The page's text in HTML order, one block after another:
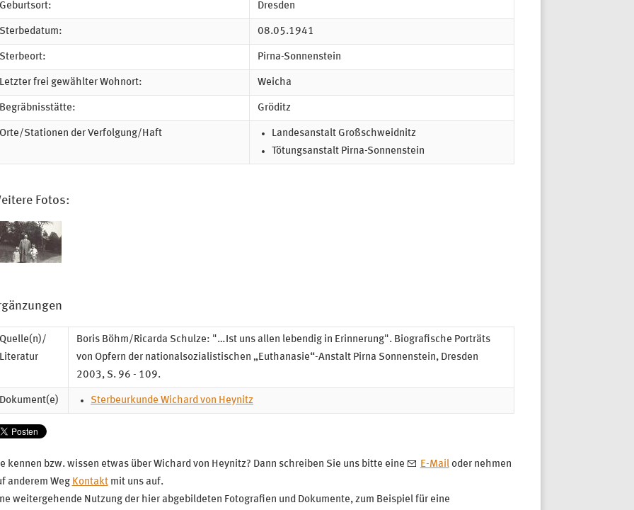
Geburtsort: Dresden
Sterbedatum: 08.05.1941
Sterbeort: Pirna-Sonnenstein
Letzter frei gewählter Wohnort: Weicha
Begräbnisstätte: Gröditz
Orte/Stationen der Verfolgung/Haft
Landesanstalt Großschweidnitz
Tötungsanstalt Pirna-Sonnenstein
Fotos:
Quelle(n)/
Literatur
Boris Böhm/Ricarda Schulze: "…Ist uns allen lebendig in Erinnerung". Biografische Porträts
von Opfern der nationalsozialistischen „Euthanasie“-Anstalt Pirna Sonnenstein, Dresden
2003, S. 96 - 109.
Dokument(e) Sterbeurkunde Wichard von Heynitz
kennen bzw. wissen etwas über Wichard von Heynitz? Dann schreiben Sie uns bitte eine E-Mailoder nehmen
anderem Weg Kontaktmit uns auf.
weitergehende Nutzung der hier abgebildeten Fotografien und Dokumente, zum Beispiel für eine